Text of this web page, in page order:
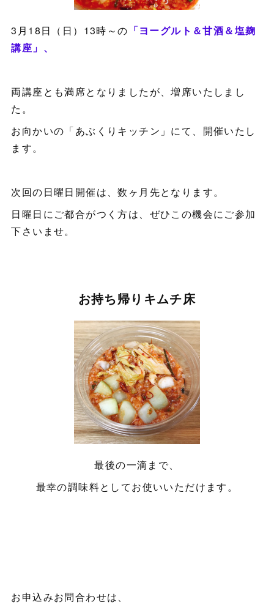
3月18日（日）13時～の 「ヨーグルト＆甘酒＆塩麹
講座」、
両講座とも満席となりましたが、増席いたしまし
た。
お向かいの「あぶくりキッチン」にて、開催いたし
ます。
次回の日曜日開催は、数ヶ月先となります。
日曜日にご都合がつく方は、ぜひこの機会にご参加
下さいませ。
お持ち帰りキムチ床
最後の一滴まで、
最幸の調味料としてお使いいただけます。
お申込みお問合わせは、